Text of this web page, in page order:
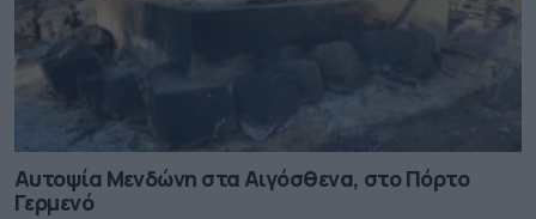
Αυτοψία Μενδώνη στα Αιγόσθενα, στο Πόρτο
Γερμενό